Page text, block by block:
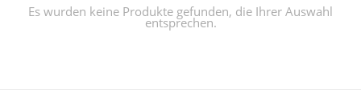
Es wurden keine Produkte gefunden, die Ihrer Auswahl
entsprechen.